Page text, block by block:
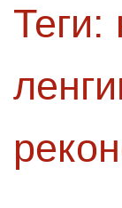
Теги: